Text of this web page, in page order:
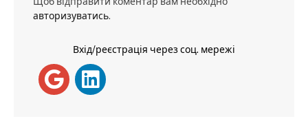
авторизуватись.
Вхід/реєстрація через соц. мережі